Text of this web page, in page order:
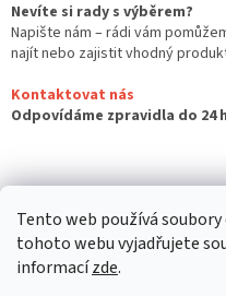
Tento web používá
tohoto webu vyjadřujete
informacízde.
Nevíte si rady s výběrem?
Napište nám – rádi vám
najít nebo zajistit vhodný
Kontaktovat nás
Odpovídáme zpravidla do 24